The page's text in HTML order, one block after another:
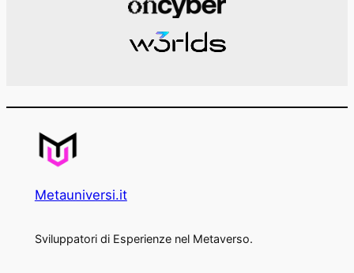
Metauniversi.it
Sviluppatori di Esperienze nel Metaverso.